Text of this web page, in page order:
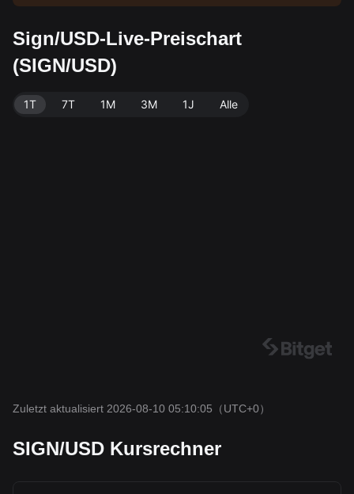
volumen von $23,240.08. Sign hat eine Marktkapitalisi
erung von $16,244,351.56 und ein zirkulierendes Ang
ebot von 2.39B SIGN. Datenquelle: Bitget-Börse. Zulet
Sign/USD-Live-Preischart
(SIGN/USD)
1T 7T 1M 3M 1J Alle
Zuletzt aktualisiert 2026-08-10 05:10:05 （UTC+0）
SIGN/USD Kursrechner